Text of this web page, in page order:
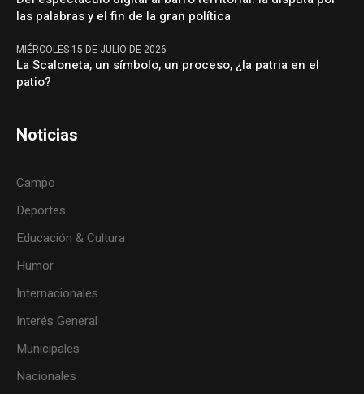
las palabras y el fin de la gran política
MIÉRCOLES 15 DE JULIO DE 2026
La Scaloneta, un símbolo, un proceso, ¿la patria en el
patio?
Noticias
Campo
Deportes
Educación & Cultura
Humor
Internacionales
Interés General
Municipales
Nacionales